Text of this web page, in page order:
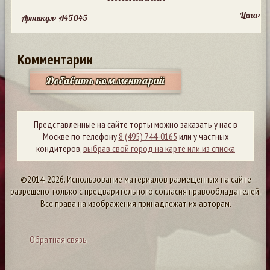
Артикул: A45045 Цена:
Комментарии
Добавить комментарий
Представленные на сайте торты можно заказать у нас в
Москве по телефону8 (495) 744-0165 или у частных
кондитеров,выбрав свой город на карте или из списка
©2014-2026. Использование материалов размещенных на сайте
разрешено только с предварительного согласия правообладателей.
Все права на изображения принадлежат их авторам.
Обратная связь